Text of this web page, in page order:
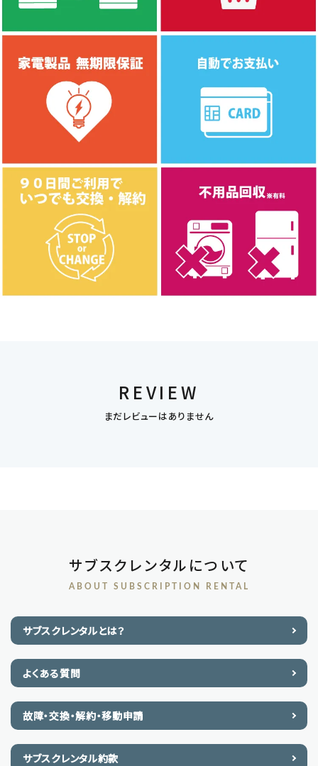
REVIEW
まだレビューはありません
サブスクレンタルについて
ABOUT SUBSCRIPTION RENTAL
サブスクレンタルとは？
よくある質問
故障・交換・解約・移動申請
サブスクレンタル約款